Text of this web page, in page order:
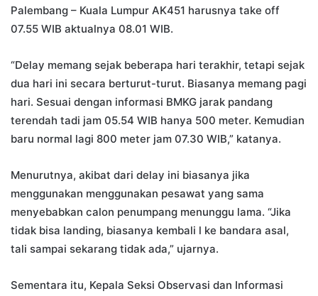
Palembang – Kuala Lumpur AK451 harusnya take off
07.55 WIB aktualnya 08.01 WIB.
“Delay memang sejak beberapa hari terakhir, tetapi sejak
dua hari ini secara berturut-turut. Biasanya memang pagi
hari. Sesuai dengan informasi BMKG jarak pandang
terendah tadi jam 05.54 WIB hanya 500 meter. Kemudian
baru normal lagi 800 meter jam 07.30 WIB,” katanya.
Menurutnya, akibat dari delay ini biasanya jika
menggunakan menggunakan pesawat yang sama
menyebabkan calon penumpang menunggu lama. “Jika
tidak bisa landing, biasanya kembali l ke bandara asal,
tali sampai sekarang tidak ada,” ujarnya.
Sementara itu, Kepala Seksi Observasi dan Informasi